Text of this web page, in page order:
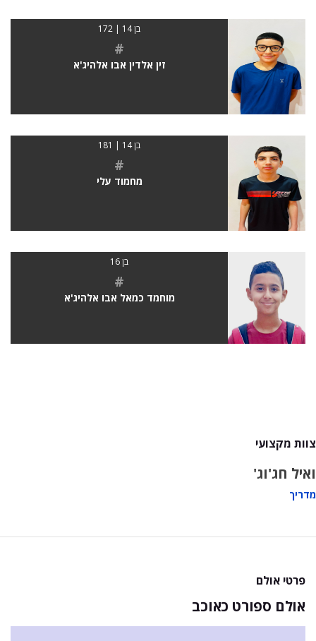
בן 14 | 172
#
זין אלדין אבו אלהיג'א
בן 14 | 181
#
מחמוד עלי
בן 16
#
מוחמד כמאל אבו אלהיג'א
צוות מקצועי
ואיל חג'וג'
מדריך
פרטי אולם
אולם ספורט כאוכב